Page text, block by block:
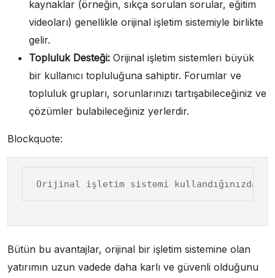
kaynaklar (örneğin, sıkça sorulan sorular, eğitim
videoları) genellikle orijinal işletim sistemiyle birlikte
gelir.
Topluluk Desteği: Orijinal işletim sistemleri büyük
bir kullanıcı topluluğuna sahiptir. Forumlar ve
topluluk grupları, sorunlarınızı tartışabileceğiniz ve
çözümler bulabileceğiniz yerlerdir.
Blockquote:
Bütün bu avantajlar, orijinal bir işletim sistemine olan
yatırımın uzun vadede daha karlı ve güvenli olduğunu